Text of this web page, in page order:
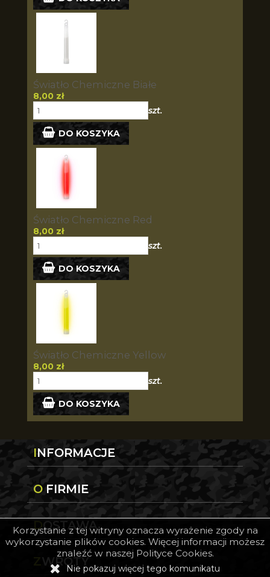
Światło Chemiczne Białe
8,00 zł
szt.
DO KOSZYKA
Światło Chemiczne Red
8,00 zł
szt.
DO KOSZYKA
Światło Chemiczne Yellow
8,00 zł
szt.
DO KOSZYKA
INFORMACJE
O FIRMIE
DOSTAWA
ZWROTY
Korzystanie z tej witryny oznacza wyrażenie zgody na
wykorzystanie plików cookies. Więcej informacji możesz
znaleźć w naszej Polityce Cookies.
Nie pokazuj więcej tego komunikatu